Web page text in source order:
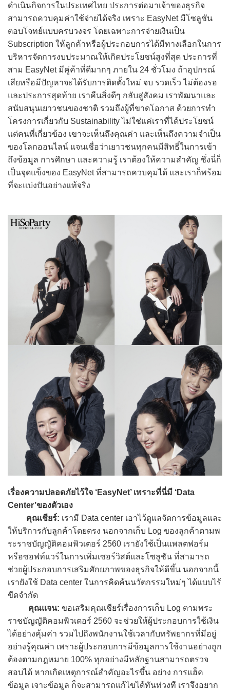
ดำเนินกิจการในประเทศไทย ประการต่อมาเจ้าของธุรกิจ
สามารถควบคุมค่าใช้จ่ายได้จริง เพราะ EasyNet มีโซลูชัน
ตอบโจทย์แบบครบวงจร โดยเฉพาะการจ่ายเงินเป็น
Subscription ให้ลูกค้าหรือผู้ประกอบการได้มีทางเลือกในการ
บริหารจัดการงบประมาณให้เกิดประโยชน์สูงที่สุด ประการที่
สาม EasyNet มีคู่ค้าที่ดีมากๆ ภายใน 24 ชั่วโมง ถ้าอุปกรณ์
เสียหรือมีปัญหาจะได้รับการติดตั้งใหม่ จบ รวดเร็ว ไม่ต้องรอ
และประการสุดท้าย เราคืนสิ่งดีๆ กลับสู่สังคม เราพัฒนาและ
สนับสนุนเยาวชนของชาติ รวมถึงผู้ที่ขาดโอกาส ด้วยการทำ
โครงการเกี่ยวกับ Sustainability ไม่ใช่แค่เราที่ได้ประโยชน์
แต่คนที่เกี่ยวข้อง เขาจะเห็นถึงคุณค่า และเห็นถึงความจำเป็น
ของโลกออนไลน์ แจนเชื่อว่าเยาวชนทุกคนมีสิทธิ์ในการเข้า
ถึงข้อมูล การศึกษา และความรู้ เราต้องให้ความสำคัญ ซึ่งนี่ก็
เป็นจุดแข็งของ EasyNet ที่สามารถควบคุมได้ และเราก็พร้อม
ที่จะแบ่งปันอย่างแท้จริง
เรื่องความปลอดภัยไว้ใจ ‘EasyNet’ เพราะที่นี่มี ‘Data
Center’ของตัวเอง
คุณเชียร์: เรามี Data center เอาไว้ดูแลจัดการข้อมูลและ
ให้บริการกับลูกค้าโดยตรง นอกจากเก็บ Log ของลูกค้าตามพ
ระราชบัญญัติคอมพิวเตอร์ 2560 เรายังใช้เป็นแพลตฟอร์ม
หรือซอฟท์แวร์ในการเพิ่มเซอร์วิสต์และโซลูชัน ที่สามารถ
ช่วยผู้ประกอบการเสริมศักยภาพของธุรกิจให้ดีขึ้น นอกจากนี้
เรายังใช้ Data center ในการคิดค้นนวัตกรรมใหม่ๆ ได้แบบไร้
ขีดจำกัด
คุณแจน: ขอเสริมคุณเชียร์เรื่องการเก็บ Log ตามพระ
ราชบัญญัติคอมพิวเตอร์ 2560 จะช่วยให้ผู้ประกอบการใช้เงิน
ได้อย่างคุ้มค่า รวมไปถึงพนักงานใช้เวลากับทรัพยากรที่มีอยู่
อย่างรู้คุณค่า เพราะผู้ประกอบการมีข้อมูลการใช้งานอย่างถูก
ต้องตามกฎหมาย 100% ทุกอย่างมีหลักฐานสามารถตรวจ
สอบได้ หากเกิดเหตุการณ์สำคัญอะไรขึ้น อย่าง การแฮ็ค
ข้อมูล เจาะข้อมูล ก็จะสามารถแก้ไขได้ทันท่วงที เราจึงอยาก